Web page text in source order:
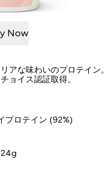
Now
アな味わいのプロテイン。
ョイス認証取得。
プロテイン (92%)
24g